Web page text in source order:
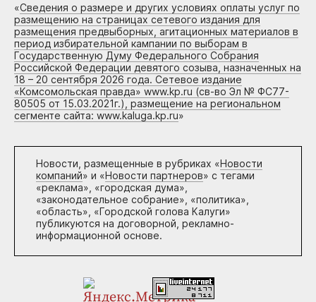
«Сведения о размере и других условиях оплаты услуг по
размещению на страницах сетевого издания для
размещения предвыборных, агитационных материалов в
период избирательной кампании по выборам в
Государственную Думу Федерального Собрания
Российской Федерации девятого созыва, назначенных на
18 – 20 сентября 2026 года. Сетевое издание
«Комсомольская правда» www.kp.ru (св-во Эл № ФС77-
80505 от 15.03.2021г.), размещение на региональном
сегменте сайта: www.kaluga.kp.ru»
Новости, размещенные в рубриках «Новости
компаний» и «Новости партнеров» с тегами
«реклама», «городская дума»,
«законодательное собрание», «политика»,
«область», «Городской голова Калуги»
публикуются на договорной, рекламно-
информационной основе.